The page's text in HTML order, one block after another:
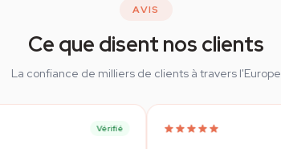
AVIS
Ce que disent nos clients
La confiance de milliers de clients à travers l'Europe